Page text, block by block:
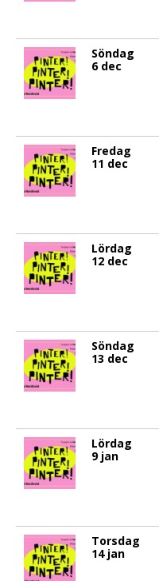
Söndag
6 dec
Fredag
11 dec
Lördag
12 dec
Söndag
13 dec
Lördag
9 jan
Torsdag
14 jan